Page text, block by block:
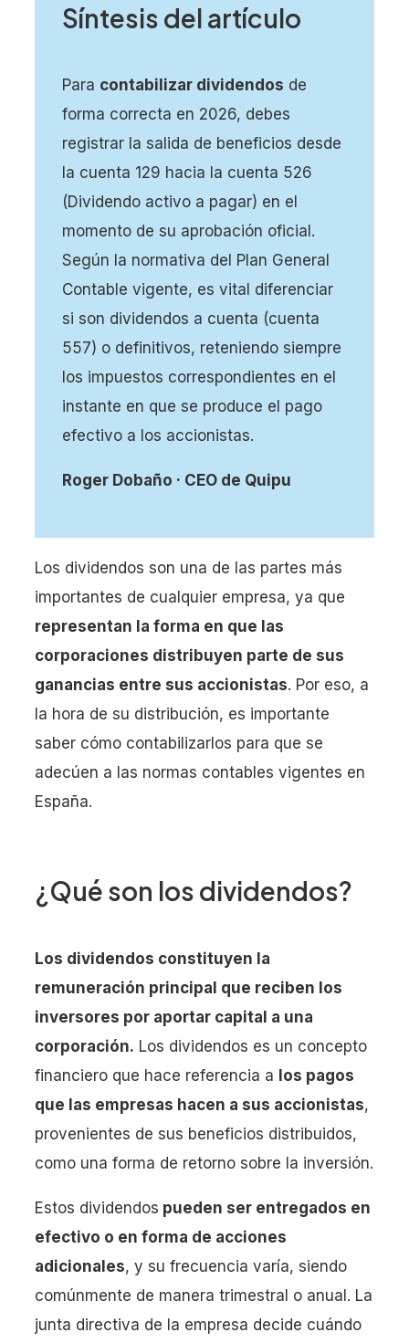
¿Cómo se registra contablemente un dividendo?
¿Cómo se contabilizan los dividendos por pagar?
¿Qué es la cuenta 557?
Otros artículos relacionados
Síntesis del artículo
Para contabilizar dividendos de
forma correcta en 2026, debes
registrar la salida de beneficios desde
la cuenta 129 hacia la cuenta 526
(Dividendo activo a pagar) en el
momento de su aprobación oficial.
Según la normativa del Plan General
Contable vigente, es vital diferenciar
si son dividendos a cuenta (cuenta
557) o definitivos, reteniendo siempre
los impuestos correspondientes en el
instante en que se produce el pago
efectivo a los accionistas.
Roger Dobaño · CEO de Quipu
Los dividendos son una de las partes más
importantes de cualquier empresa, ya que
representan la forma en que las
corporaciones distribuyen parte de sus
ganancias entre sus accionistas. Por eso, a
la hora de su distribución, es importante
saber cómo contabilizarlos para que se
adecúen a las normas contables vigentes en
España.
¿Qué son los dividendos?
Los dividendos constituyen la
remuneración principal que reciben los
inversores por aportar capital a una
corporación. Los dividendos es un concepto
financiero que hace referencia a los pagos
que las empresas hacen a sus accionistas,
provenientes de sus beneficios distribuidos,
como una forma de retorno sobre la inversión.
Estos dividendos pueden ser entregados en
efectivo o en forma de acciones
adicionales, y su frecuencia varía, siendo
comúnmente de manera trimestral o anual. La
junta directiva de la empresa decide cuándo